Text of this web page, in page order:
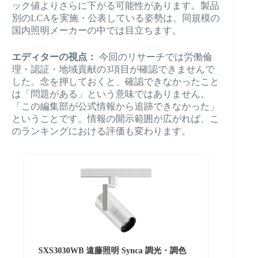
ック値よりさらに下がる可能性があります。製品
別のLCAを実施・公表している姿勢は、同規模の
国内照明メーカーの中では目立ちます。
エディターの視点： 今回のリサーチでは労働倫
理・認証・地域貢献の3項目が確認できませんで
した。念を押しておくと、確認できなかったこと
は「問題がある」という意味ではありません。
「この編集部が公式情報から追跡できなかった」
ということです。情報の開示範囲が広がれば、こ
のランキングにおける評価も変わります。
SXS3030WB 遠藤照明 Synca 調光・調色